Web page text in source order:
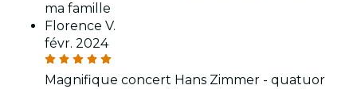
ma famille
Florence V.
févr. 2024
Magnifique concert Hans Zimmer - quatuor